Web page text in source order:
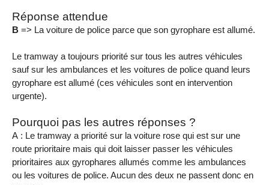
Réponse attendue
B => La voiture de police parce que son gyrophare est allumé.
Le tramway a toujours priorité sur tous les autres véhicules
sauf sur les ambulances et les voitures de police quand leurs
gyrophare est allumé (ces véhicules sont en intervention
urgente).
Pourquoi pas les autres réponses ?
A : Le tramway a priorité sur la voiture rose qui est sur une
route prioritaire mais qui doit laisser passer les véhicules
prioritaires aux gyrophares allumés comme les ambulances
ou les voitures de police. Aucun des deux ne passent donc en